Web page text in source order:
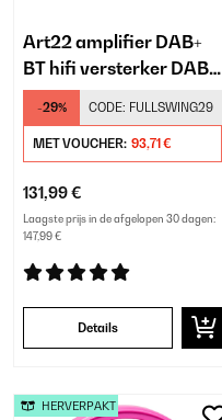
Art22 amplifier DAB+
BT hifi versterker DAB+/
FM radio 2 x 60 W
optische + coaxiale
ingang
bluetooth REC-out
-29% CODE: FULLSWING29
MET VOUCHER: 93,71 €
131,99 €
Laagste prijs in de afgelopen 30 dagen:
147,99 €
Details
HERVERPAKT